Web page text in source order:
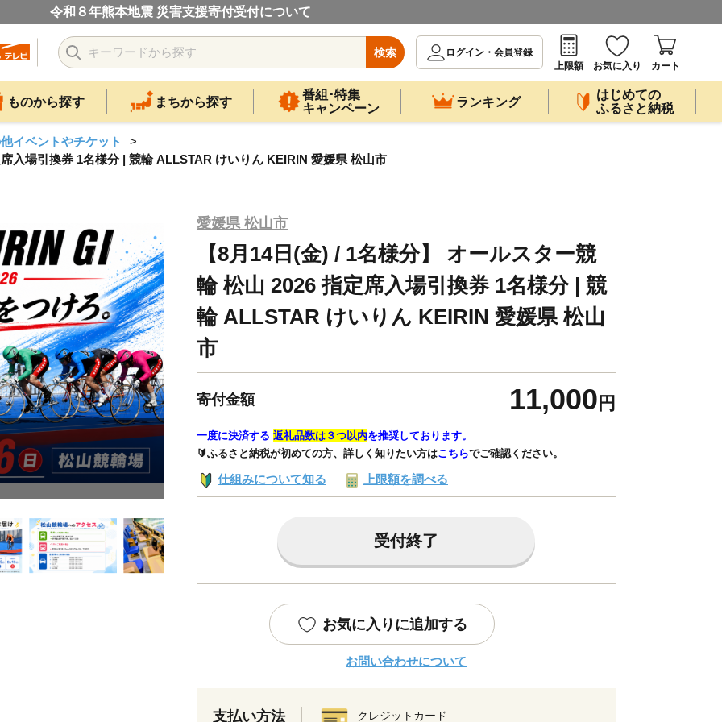
令和８年熊本地震 災害支援寄付受付について
検索
ログイン・会員登録
上限額
お気に入り カート
ものから探す まちから探す
番組･特集
キャンペーン
ランキング
はじめての
ふるさと納税
イベントやチケット
入場引換券 1名様分 | 競輪 ALLSTAR けいりん KEIRIN 愛媛県 松山市
愛媛県 松山市
【8月14日(金) / 1名様分】 オールスター競
輪 松山 2026 指定席入場引換券 1名様分 | 競
輪 ALLSTAR けいりん KEIRIN 愛媛県 松山
市
寄付金額 11,000 円
一度に決済する 返礼品数は３つ以内を推奨しております。
🔰ふるさと納税が初めての方、詳しく知りたい方はこちらでご確認ください。
仕組みについて知る 上限額を調べる
受付終了
お気に入りに追加する
お問い合わせについて
支払い方法 クレジットカード